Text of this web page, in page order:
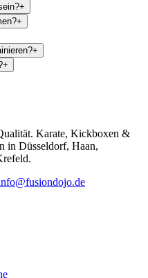
+
+
+
+
Karate, Kickboxen &
in Düsseldorf, Haan,